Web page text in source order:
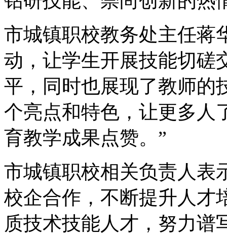
市城镇职校教务处主任蒋
动，让学生开展技能切磋
平，同时也展现了教师的
个亮点和特色，让更多人
育教学成果点赞。”
市城镇职校相关负责人表
校企合作，不断提升人才
质技术技能人才，努力谱